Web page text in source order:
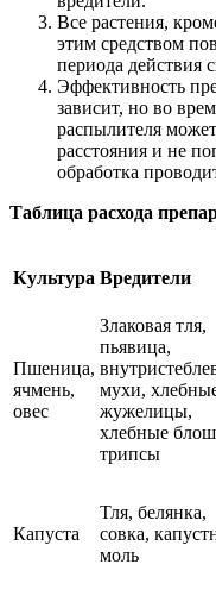
Все растения,
этим средством
периода действия
Эффективность
зависит, но во
распылителя
расстояния и не
обработка
Таблица расхода
Культура Вредители
Пшеница,
ячмень,
овес
Злаковая тля,
пьявица,
мухи,
жужелицы,
хлебные
трипсы
Капуста
Тля, белянка,
совка,
моль